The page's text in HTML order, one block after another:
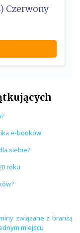
Czerwony
e-booków
siebie?
roku
związane z branżą
miejscu